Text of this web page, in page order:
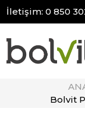
İletişim: 0 850
Bolvit